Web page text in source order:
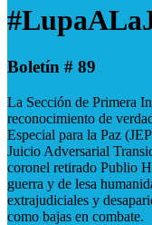
Boletín # 89
La Sección de Primera
reconocimiento de
Especial para la Paz
Juicio Adversarial
coronel retirado Publio
guerra y de lesa
extrajudiciales y
como bajas en combate.